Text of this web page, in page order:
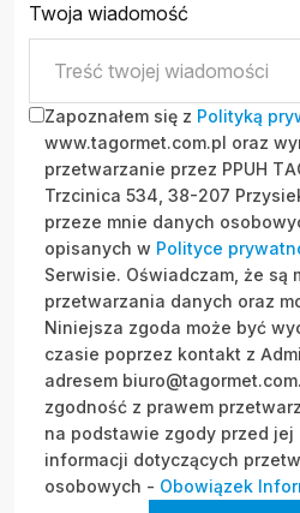
Twoja wiadomość
Zapoznałem się z Polityką
www.tagormet.com.pl oraz
przetwarzanie przez PPUH
Trzcinica 534, 38-207
przeze mnie danych
opisanych w Polityce
Serwisie. Oświadczam, że są
przetwarzania danych oraz
Niniejsza zgoda może być
czasie poprzez kontakt z
adresem
zgodność z prawem
na podstawie zgody przed jej
informacji dotyczących
osobowych - Obowiązek